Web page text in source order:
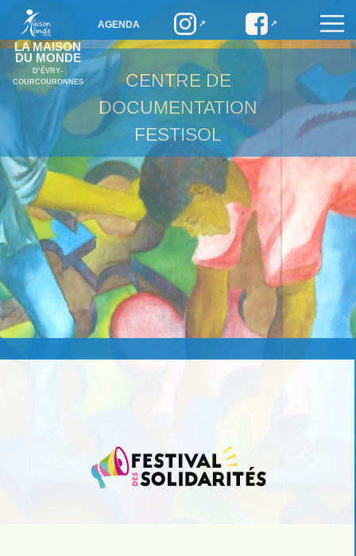
LA MAISON
DU MONDE
D’ÉVRY-
COURCOURONNES
AGENDA
CENTRE DE
DOCUMENTATION
FESTISOL